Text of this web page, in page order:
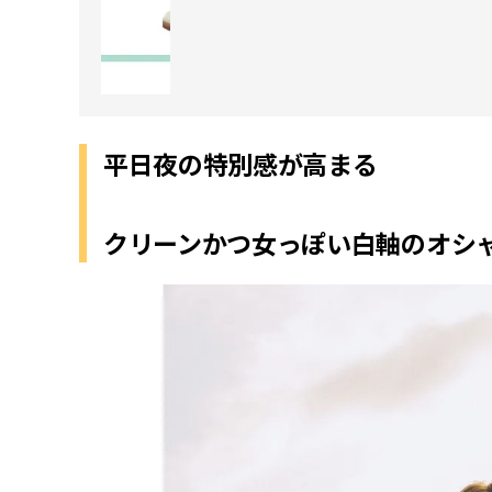
平日夜の特別感が高まる
クリーンかつ女っぽい白軸のオシ